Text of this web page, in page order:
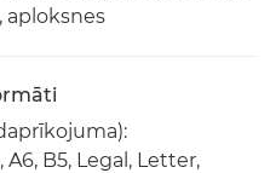
aploksnes
A6, B5, Legal, Letter,